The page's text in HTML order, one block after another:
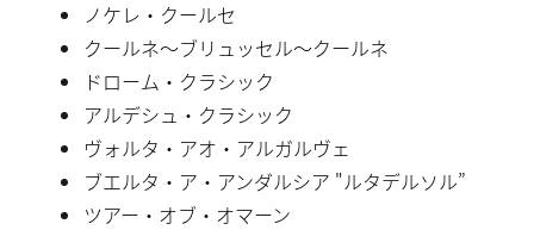
ノケレ・クールセ
クールネ〜ブリュッセル〜クールネ
ドローム・クラシック
アルデシュ・クラシック
ヴォルタ・アオ・アルガルヴェ
ブエルタ・ア・アンダルシア "ルタデルソル”
ツアー・オブ・オマーン